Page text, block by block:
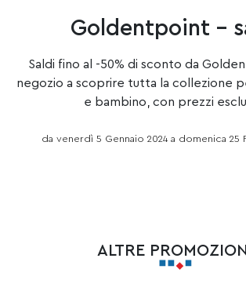
Goldentpoint –
Saldi fino al -50% di sconto da
negozio a scoprire tutta la collezione
e bambino, con prezzi
da venerdì 5 Gennaio 2024 a domenica 25
ALTRE PROMOZIONI